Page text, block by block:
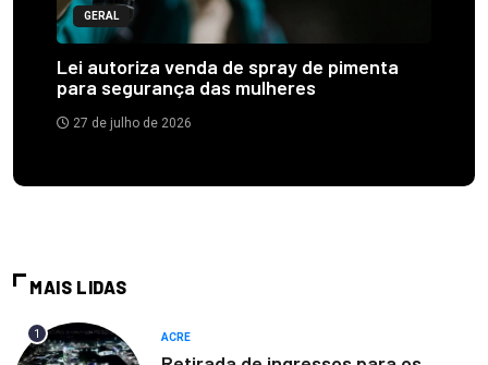
GERAL
Lei autoriza venda de spray de pimenta
para segurança das mulheres
27 de julho de 2026
MAIS LIDAS
1 ACRE